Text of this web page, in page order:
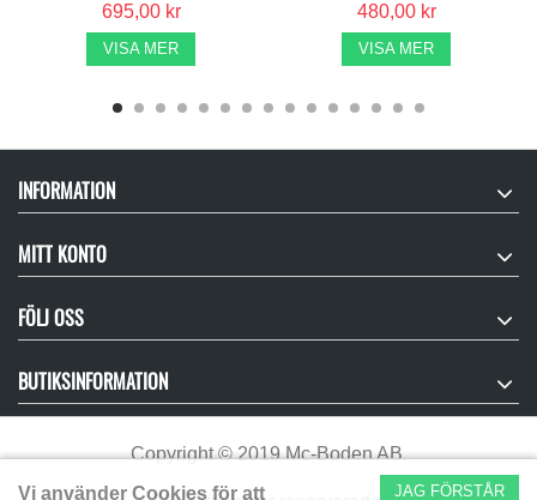
695,00 kr
VISA MER
480,00 kr
VISA MER
INFORMATION
MITT KONTO
FÖLJ OSS
BUTIKSINFORMATION
Copyright©2019 Mc-Boden AB.
JAG FÖRSTÅR
Vi använder Cookies för att